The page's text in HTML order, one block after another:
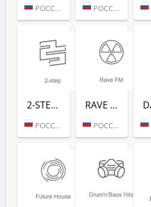
РОССИЯ (МОСКВА) РОССИЯ (МОСКВА)
2-STEP (РАДИО РЕКОРД)
РОССИЯ (МОСКВА)
RAVE FM (РАДИО РЕКОРД)
РОССИЯ (МОСКВА)